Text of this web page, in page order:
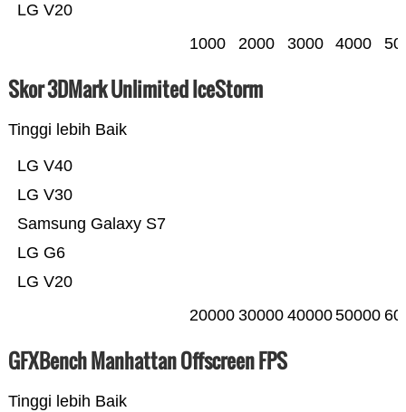
LG V20
1000 2000 3000 4000
Skor 3DMark Unlimited IceStorm
Tinggi lebih Baik
LG V20
LG G6
Samsung Galaxy S7
LG V30
LG V40
20000 30000 4000050000
GFXBench Manhattan Offscreen FPS
Tinggi lebih Baik